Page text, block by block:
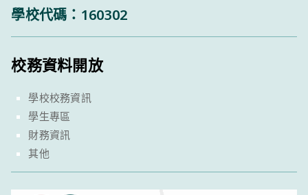
學校代碼：160302
校務資料開放
學校校務資訊
學生專區
財務資訊
其他